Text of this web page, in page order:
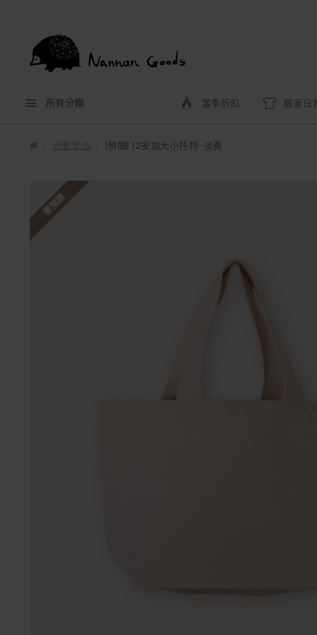
所有分類 當季折扣 居家日
|預購| 12安加大小托特-淡黃
需預購